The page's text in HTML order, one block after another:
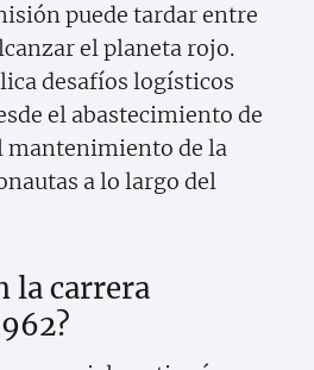
puede tardar entre
el planeta rojo.
desafíos logísticos
el abastecimiento de
mantenimiento de la
a lo largo del
la carrera